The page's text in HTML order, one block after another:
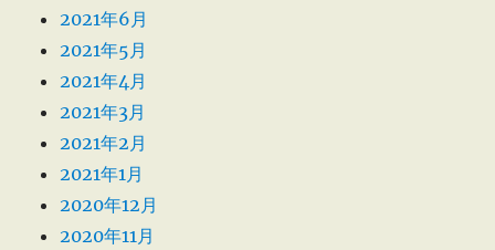
2021年6月
2021年5月
2021年4月
2021年3月
2021年2月
2021年1月
2020年12月
2020年11月